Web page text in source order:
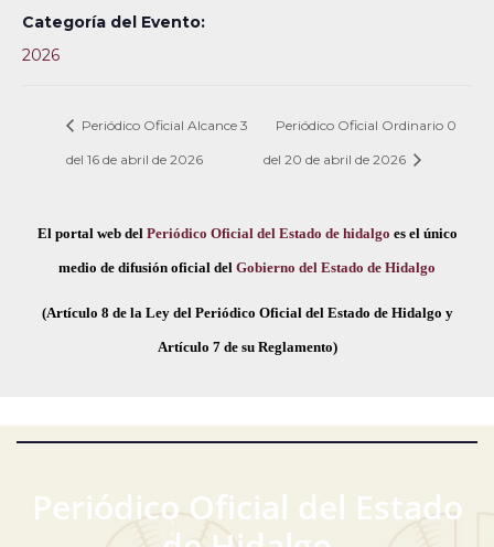
Categoría del Evento:
2026
Periódico Oficial Alcance 3
del 16 de abril de 2026
Periódico Oficial Ordinario 0
del 20 de abril de 2026
El portal web del Periódico Oficial del Estado de hidalgo es el único
medio de difusión oficial del Gobierno del Estado de Hidalgo
(Artículo 8 de la Ley del Periódico Oficial del Estado de Hidalgo y
Artículo 7 de su Reglamento)
Periódico Oficial del Estado